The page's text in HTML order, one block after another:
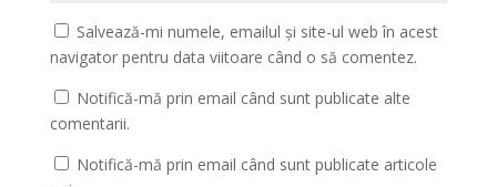
Salvează-mi numele, emailul și site-ul web în acest
navigator pentru data viitoare când o să comentez.
Notifică-mă prin email când sunt publicate alte
comentarii.
Notifică-mă prin email când sunt publicate articole